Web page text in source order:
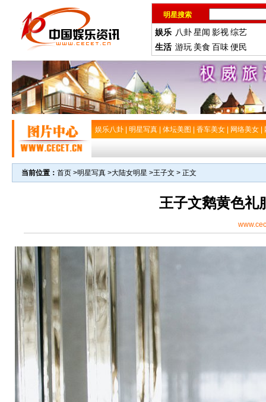
明星搜索
娱乐 八卦星闻 影视综艺
生活 游玩 美食 百味便民
娱乐八卦 明星写真 体坛美图 香车美女 网络美女
当前位置： 首页 >明星写真 >大陆女明星 >王子文 > 正文
王子文鹅黄色礼